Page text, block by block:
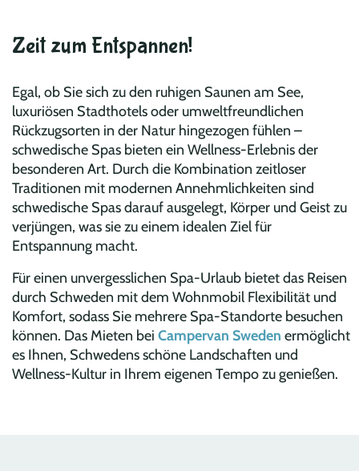
Zeit zum Entspannen!
Egal, ob Sie sich zu den ruhigen Saunen am See,
luxuriösen Stadthotels oder umweltfreundlichen
Rückzugsorten in der Natur hingezogen fühlen –
schwedische Spas bieten ein Wellness-Erlebnis der
besonderen Art. Durch die Kombination zeitloser
Traditionen mit modernen Annehmlichkeiten sind
schwedische Spas darauf ausgelegt, Körper und Geist zu
verjüngen, was sie zu einem idealen Ziel für
Entspannung macht.
Für einen unvergesslichen Spa-Urlaub bietet das Reisen
durch Schweden mit dem Wohnmobil Flexibilität und
Komfort, sodass Sie mehrere Spa-Standorte besuchen
können. Das Mieten bei Campervan Sweden ermöglicht
es Ihnen, Schwedens schöne Landschaften und
Wellness-Kultur in Ihrem eigenen Tempo zu genießen.